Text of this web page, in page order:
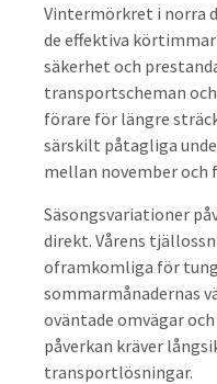
Vintermörkret i norra
de effektiva
säkerhet och
transportscheman
förare för längre
särskilt påtagliga
mellan november och
Säsongsvariationer
direkt. Vårens
oframkomliga för
sommarmånadernas
oväntade omvägar
påverkan kräver
transportlösningar.